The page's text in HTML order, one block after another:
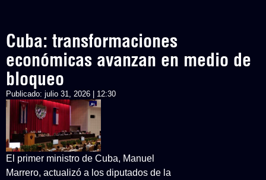
Cuba: transformaciones
económicas avanzan en medio de
bloqueo
Publicado: julio 31, 2026 | 12:30
El primer ministro de Cuba, Manuel
Marrero, actualizó a los diputados de la